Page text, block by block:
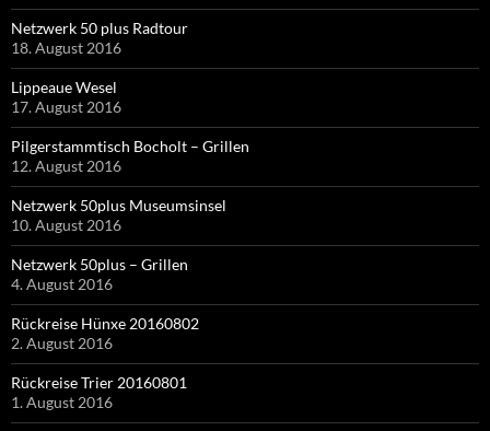
Netzwerk 50 plus Radtour
18. August 2016
Lippeaue Wesel
17. August 2016
Pilgerstammtisch Bocholt – Grillen
12. August 2016
Netzwerk 50plus Museumsinsel
10. August 2016
Netzwerk 50plus – Grillen
4. August 2016
Rückreise Hünxe 20160802
2. August 2016
Rückreise Trier 20160801
1. August 2016